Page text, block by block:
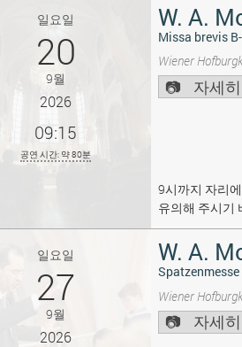
일요일
20
9월
2026
09:15
공연 시간: 약 80분
W. A.
Missa brevis
Wiener
자세히
9시까지 자리
유의해 주시기
일요일
27
9월
2026
W. A.
Spatzenmesse
Wiener
자세히